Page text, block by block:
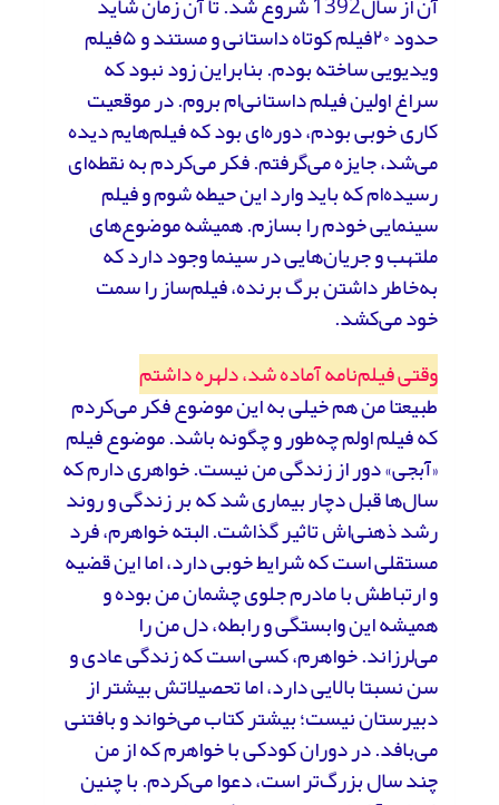
حدود ۲۰فیلم کوتاه داستانی و مستند و ۵فیلم
ویدیویی ساخته بودم. بنابراین زود نبود که
سراغ اولین فیلم داستانی‌ام بروم. در موقعیت
کاری خوبی بودم، دوره‌ای بود که فیلم‌هایم دیده
می‌شد، جایزه می‌گرفتم. فکر می‌کردم به نقطه‌ای
رسیده‌ام که باید وارد این حیطه شوم و فیلم
سینمایی خودم را بسازم. همیشه موضوع‌های
ملتهب و جریان‌هایی در سینما وجود دارد که
به‌خاطر داشتن برگ برنده، فیلم‌ساز را سمت
خود می‌کشد.
وقتی فیلم‌نامه آماده شد، دلهره داشتم
طبیعتا من هم خیلی به این موضوع فکر می‌کردم
که فیلم اولم چه‌طور و چگونه باشد. موضوع فیلم
«آبجی» دور از زندگی من نیست. خواهری دارم که
سال‌ها قبل دچار بیماری شد که بر زندگی‌ و روند
رشد ذهنی‌اش تاثیر گذاشت. البته خواهرم، فرد
مستقلی است که شرایط خوبی دارد، اما این قضیه
و ارتباطش با مادرم جلوی چشمان من بوده و
همیشه این وابستگی و رابطه، دل من را
می‌لرزاند. خواهرم، کسی است که زندگی عادی و
سن نسبتا بالایی دارد، اما تحصیلاتش بیشتر از
دبیرستان نیست؛ بیشتر کتاب می‌خواند و بافتنی
می‌بافد. در دوران کودکی با خواهرم که از من
چند سال بزرگ‌تر است، دعوا می‌کردم. با چنین